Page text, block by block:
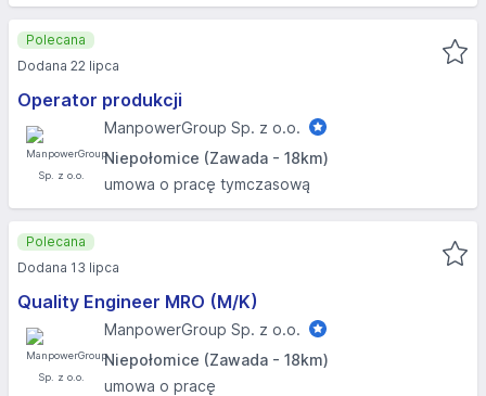
Operator produkcji
ManpowerGroup Sp. z o.o.
Niepołomice (Zawada - 18km)
umowa o pracę tymczasową
Polecana
Dodana 22 lipca
Quality Engineer MRO (M/K)
ManpowerGroup Sp. z o.o.
Niepołomice (Zawada - 18km)
umowa o pracę
Polecana
Dodana 13 lipca